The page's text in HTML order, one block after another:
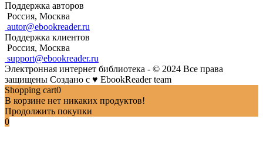
Поддержка авторов
Россия, Москва
autor@ebookreader.ru
Поддержка клиентов
Россия, Москва
support@ebookreader.ru
Электронная интернет библиотека - © 2024 Все права
защищены Создано с ♥ EbookReader team
Shopping cart0
В корзине нет никаких продуктов!
Продолжить покупки
0